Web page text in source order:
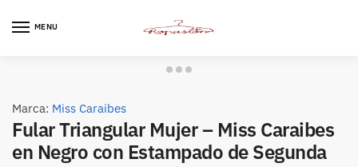
MENU
Marca: Miss Caraibes
Fular Triangular Mujer – Miss Caraibes
en Negro con Estampado de Segunda